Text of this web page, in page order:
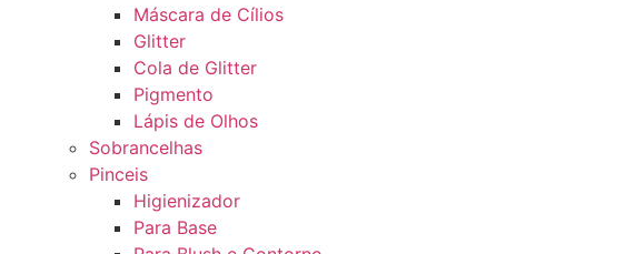
Máscara de Cílios
Glitter
Cola de Glitter
Pigmento
Lápis de Olhos
Sobrancelhas
Pinceis
Higienizador
Para Base